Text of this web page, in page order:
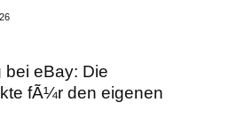
bei eBay: Die
fÃ¼r den eigenen